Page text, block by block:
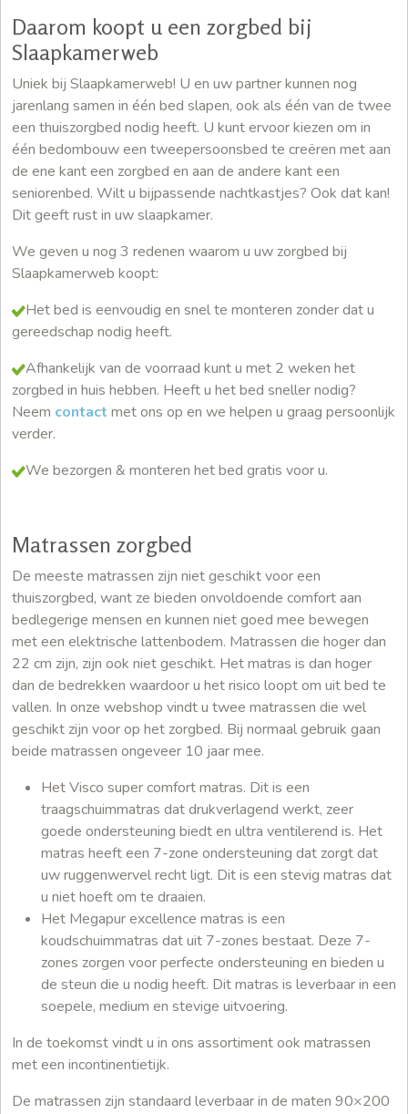
Daarom koopt u een zorgbed bij
Slaapkamerweb
Uniek bij Slaapkamerweb! U en uw partner kunnen nog
jarenlang samen in één bed slapen, ook als één van de twee
een thuiszorgbed nodig heeft. U kunt ervoor kiezen om in
één bedombouw een tweepersoonsbed te creëren met aan
de ene kant een zorgbed en aan de andere kant een
seniorenbed. Wilt u bijpassende nachtkastjes? Ook dat kan!
Dit geeft rust in uw slaapkamer.
We geven u nog 3 redenen waarom u uw zorgbed bij
Slaapkamerweb koopt:
Het bed is eenvoudig en snel te monteren zonder dat u
gereedschap nodig heeft.
Afhankelijk van de voorraad kunt u met 2 weken het
zorgbed in huis hebben. Heeft u het bed sneller nodig?
Neem contact met ons op en we helpen u graag persoonlijk
verder.
We bezorgen & monteren het bed gratis voor u.
Matrassen zorgbed
De meeste matrassen zijn niet geschikt voor een
thuiszorgbed, want ze bieden onvoldoende comfort aan
bedlegerige mensen en kunnen niet goed mee bewegen
met een elektrische lattenbodem. Matrassen die hoger dan
22 cm zijn, zijn ook niet geschikt. Het matras is dan hoger
dan de bedrekken waardoor u het risico loopt om uit bed te
vallen. In onze webshop vindt u twee matrassen die wel
geschikt zijn voor op het zorgbed. Bij normaal gebruik gaan
beide matrassen ongeveer 10 jaar mee.
Het Visco super comfort matras. Dit is een
traagschuimmatras dat drukverlagend werkt, zeer
goede ondersteuning biedt en ultra ventilerend is. Het
matras heeft een 7-zone ondersteuning dat zorgt dat
uw ruggenwervel recht ligt. Dit is een stevig matras dat
u niet hoeft om te draaien.
Het Megapur excellence matras is een
koudschuimmatras dat uit 7-zones bestaat. Deze 7-
zones zorgen voor perfecte ondersteuning en bieden u
de steun die u nodig heeft. Dit matras is leverbaar in een
soepele, medium en stevige uitvoering.
In de toekomst vindt u in ons assortiment ook matrassen
met een incontinentietijk.
De matrassen zijn standaard leverbaar in de maten 90×200